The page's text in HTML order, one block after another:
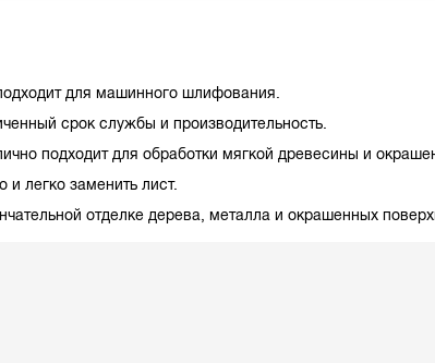
для машинного шлифования.
срок службы и производительность.
подходит для обработки мягкой древесины и
легко заменить лист.
отделке дерева, металла и окрашенных